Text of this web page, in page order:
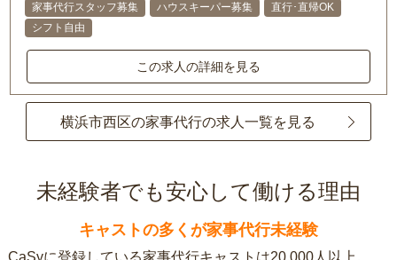
家事代行スタッフ募集
ハウスキーパー募集
直行･直帰OK
シフト自由
この求人の詳細を見る
横浜市西区の家事代行の求人一覧を見る
未経験者でも安心して働ける理由
キャストの多くが家事代行未経験
CaSyに登録している家事代行キャストは20,000人以上。